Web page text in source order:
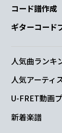
コード譜作成
ギターコード
人気曲ランキ
人気アーティ
U-FRET動画
新着楽譜